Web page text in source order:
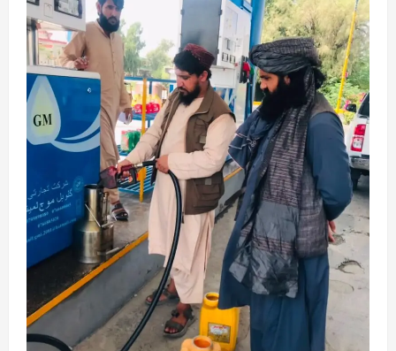
2
افغانستان
ټولګټو وزارت: قیصار ـ لامان سړک رغنیزې
چارې په بېلابېلو برخو کې روانې دي
sharqnewsglobal.com
August 6, 2026
0
3
آمریکا
ټرمپ : د امریکا د وسلو زېرمتونونه لا هم ډېر
دي
sharqnewsglobal.com
August 6, 2026
0
آمریکا
ټرمپ : ایران سره خبرې د پوځي اقدام پر ځای
غوره بولي
sharqnewsglobal.com
August 6, 2026
0